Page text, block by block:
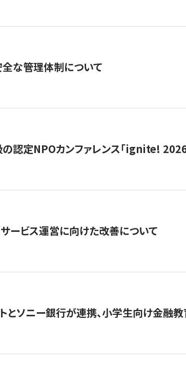
な管理体制について
認定NPOカンファレンス「ignite!
ービス運営に向けた改善について
とソニー銀行が連携、小学生向け金融